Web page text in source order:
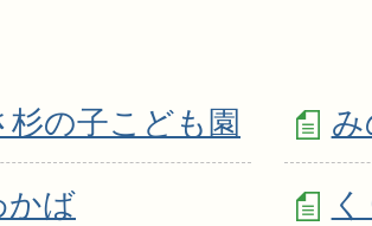
杉の子こども園
かば